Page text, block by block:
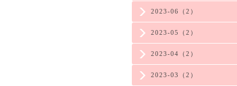
2023-06（2）
2023-05（2）
2023-04（2）
2023-03（2）